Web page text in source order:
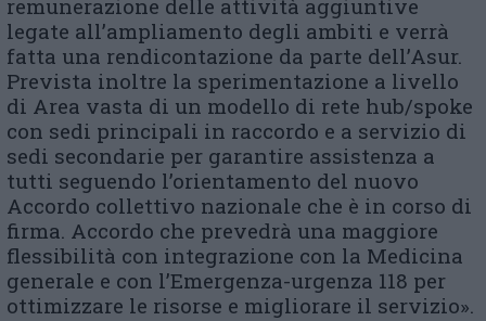
remunerazione delle attività aggiuntive
legate all’ampliamento degli ambiti e verrà
fatta una rendicontazione da parte dell’Asur.
Prevista inoltre la sperimentazione a livello
di Area vasta di un modello di rete hub/spoke
con sedi principali in raccordo e a servizio di
sedi secondarie per garantire assistenza a
tutti seguendo l’orientamento del nuovo
Accordo collettivo nazionale che è in corso di
firma. Accordo che prevedrà una maggiore
flessibilità con integrazione con la Medicina
generale e con l’Emergenza-urgenza 118 per
ottimizzare le risorse e migliorare il servizio».